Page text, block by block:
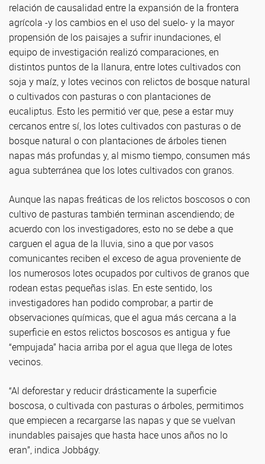
relación de causalidad entre la expansión de la frontera
agrícola -y los cambios en el uso del suelo- y la mayor
propensión de los paisajes a sufrir inundaciones, el
equipo de investigación realizó comparaciones, en
distintos puntos de la llanura, entre lotes cultivados con
soja y maíz, y lotes vecinos con relictos de bosque natural
o cultivados con pasturas o con plantaciones de
eucaliptus. Esto les permitió ver que, pese a estar muy
cercanos entre sí, los lotes cultivados con pasturas o de
bosque natural o con plantaciones de árboles tienen
napas más profundas y, al mismo tiempo, consumen más
agua subterránea que los lotes cultivados con granos.
Aunque las napas freáticas de los relictos boscosos o con
cultivo de pasturas también terminan ascendiendo; de
acuerdo con los investigadores, esto no se debe a que
carguen el agua de la lluvia, sino a que por vasos
comunicantes reciben el exceso de agua proveniente de
los numerosos lotes ocupados por cultivos de granos que
rodean estas pequeñas islas. En este sentido, los
investigadores han podido comprobar, a partir de
observaciones químicas, que el agua más cercana a la
superficie en estos relictos boscosos es antigua y fue
“empujada” hacia arriba por el agua que llega de lotes
vecinos.
“Al deforestar y reducir drásticamente la superficie
boscosa, o cultivada con pasturas o árboles, permitimos
que empiecen a recargarse las napas y que se vuelvan
inundables paisajes que hasta hace unos años no lo
eran”, indica Jobbágy.